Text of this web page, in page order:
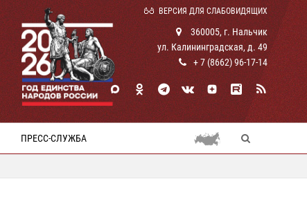
ВЕРСИЯ ДЛЯ СЛАБОВИДЯЩИХ
360005, г. Нальчик
ул. Калининградская, д. 49
+ 7 (8662) 96-17-14
ПРЕСС-СЛУЖБА